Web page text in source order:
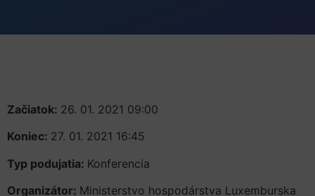
Začiatok: 26. 01. 2021 09:00
Koniec: 27. 01. 2021 16:45
Typ podujatia: Konferencia
Organizátor: Ministerstvo hospodárstva Luxemburska